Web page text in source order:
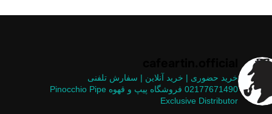
خرید حضوری | خرید آنلاین | سفارش تلفنی
02177671490 فروشگاه پیپ و قهوه Pinocchio Pipe
Exclusive Distributor